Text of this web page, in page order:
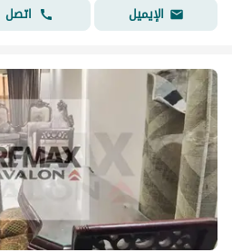
الإيميل
اتصل